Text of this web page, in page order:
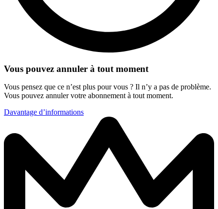
Vous pouvez annuler à tout moment
Vous pensez que ce n’est plus pour vous ? Il n’y a pas de problème.
Vous pouvez annuler votre abonnement à tout moment.
Davantage d’informations